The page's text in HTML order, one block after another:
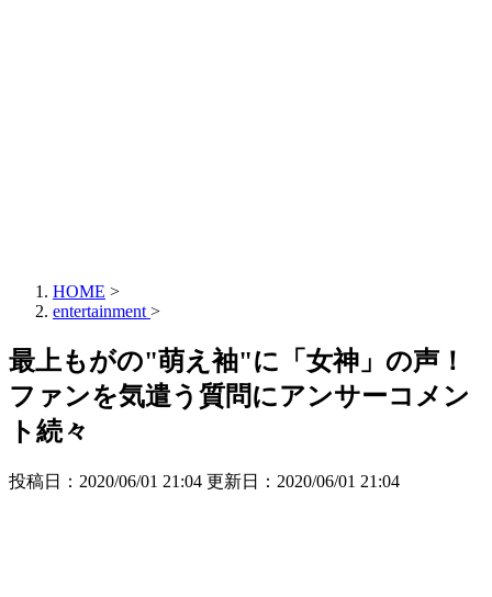
HOME >
entertainment >
最上もがの"萌え袖"に「女神」の声！
ファンを気遣う質問にアンサーコメン
ト続々
投稿日：2020/06/01 21:04 更新日： 2020/06/01 21:04